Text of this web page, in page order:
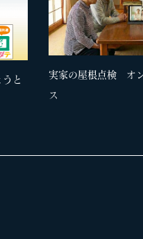
と
実家の屋根点検 オ
ス